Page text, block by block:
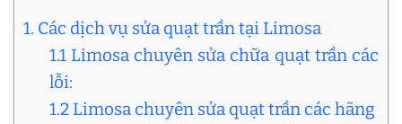
1. Các dịch vụ sửa quạt trần tại Limosa
1.1 Limosa chuyên sửa chữa quạt trần các
lỗi:
1.2 Limosa chuyên sửa quạt trần các hãng